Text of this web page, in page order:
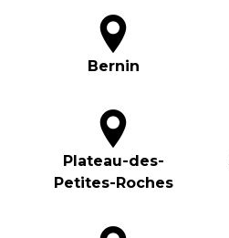
Bernin
Plateau-des-
Petites-Roches